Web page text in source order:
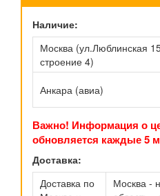
Наличие:
Москва (ул.Люблинская
строение 4)
Анкара (авиа)
Важно! Информация о
обновляется каждые 5
Доставка:
Доставка по
Москва -